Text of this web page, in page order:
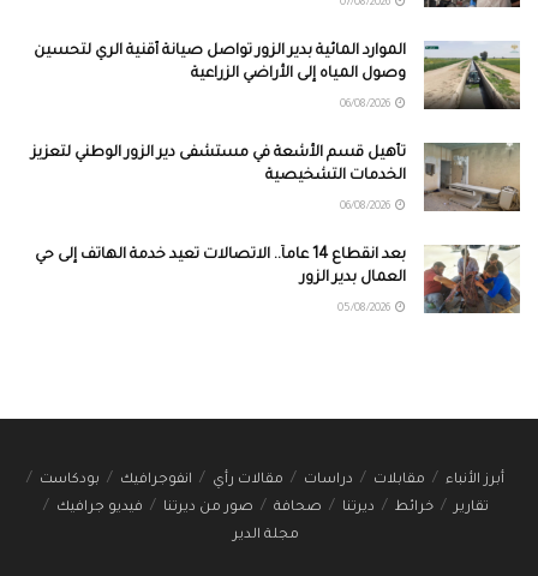
الموارد المائية بدير الزور تواصل صيانة أقنية الري لتحسين
وصول المياه إلى الأراضي الزراعية
تأهيل قسم الأشعة في مستشفى دير الزور الوطني لتعزيز
الخدمات التشخيصية
بعد انقطاع 14 عاماً.. الاتصالات تعيد خدمة الهاتف إلى حي
العمال بدير الزور
أبرز الأنباء مقابلات دراسات مقالات رأي انفوجرافيك
بودكاست
تقارير
خرائط ديرتنا صحافة صور من ديرتنا
فيديو جرافيك
مجلة الدير